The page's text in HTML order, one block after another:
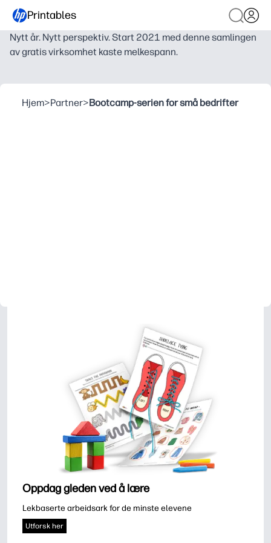
Printables
Nytt år. Nytt perspektiv. Start 2021 med denne samlingen
av gratis virksomhet kaste melkespann.
Hjem>Partner>Bootcamp-serien for små bedrifter
Oppdag gleden ved å lære
Lekbaserte arbeidsark for de minste elevene
Utforsk her